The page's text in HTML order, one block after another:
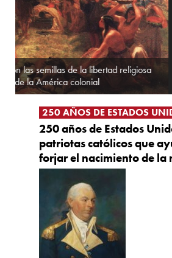
visitantes conecta a los estadounidenses
Con el aumento de peregrinos por
de visitantes conecta a los
250 AÑOS DE ESTADOS
250 años de Estados
patriotas católicos que
forjar el nacimiento de la